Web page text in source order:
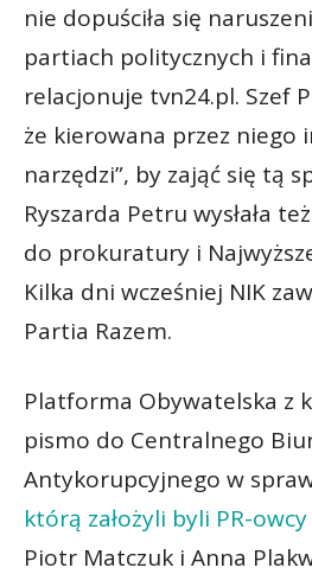
nie dopuściła się
partiach politycznych i
relacjonuje tvn24.pl. Szef
że kierowana przez niego
narzędzi”, by zająć się tą
Ryszarda Petru wysłała
do prokuratury i
Kilka dni wcześniej NIK
Partia Razem.
Platforma Obywatelska z
pismo do Centralnego
Antykorupcyjnego w
którą założyli byli PR-
Piotr Matczuk i Anna